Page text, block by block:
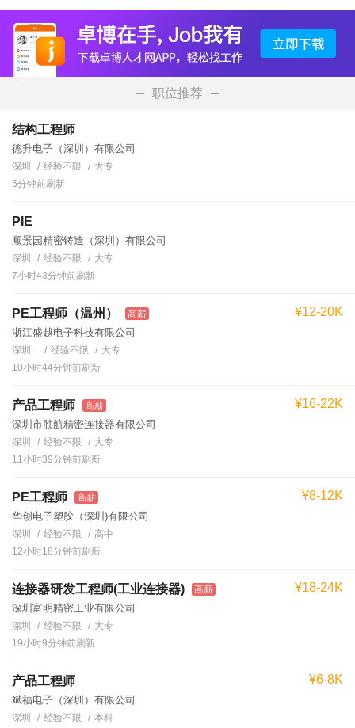
职位推荐
结构工程师
德升电子（深圳）有限公司
深圳 经验不限
大专
5分钟前刷新
PIE
顺景园精密铸造（深圳）有限公司
深圳 经验不限
大专
7小时43分钟前刷新
PE工程师（温州） 高薪
浙江盛越电子科技有限公司
¥12-20K
深圳... 经验不限
大专
10小时44分钟前刷新
产品工程师 高薪
深圳市胜航精密连接器有限公司
¥16-22K
深圳 经验不限
大专
11小时39分钟前刷新
PE工程师 高薪
华创电子塑胶（深圳)有限公司
¥8-12K
深圳 经验不限
高中
12小时18分钟前刷新
连接器研发工程师(工业连接器) 高薪
深圳富明精密工业有限公司
¥18-24K
深圳 经验不限
大专
19小时9分钟前刷新
产品工程师
斌福电子（深圳）有限公司
¥6-8K
深圳 经验不限 本科